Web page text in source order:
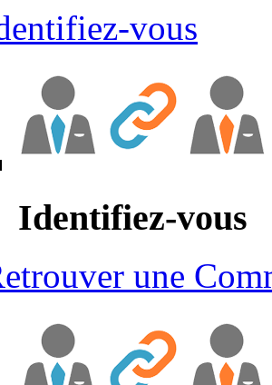
vous
Identifiez-vous
une